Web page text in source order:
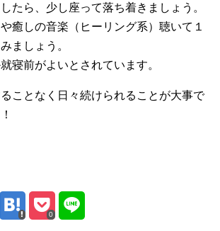
たら、少し座って落ち着きましょう。
癒しの音楽（ヒーリング系）聴いて１
ましょう。
寝前がよいとされています。
ことなく日々続けられることが大事で
0